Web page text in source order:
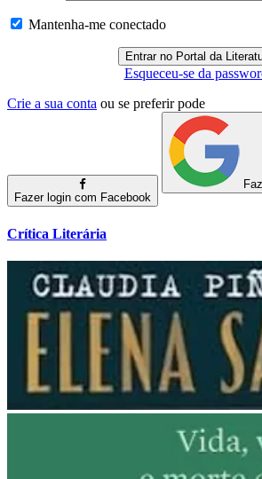
Mantenha-me conectado
Esqueceu-se da
Crie a sua conta ou se preferir pode
Fazer login com Facebook
Crítica Literária